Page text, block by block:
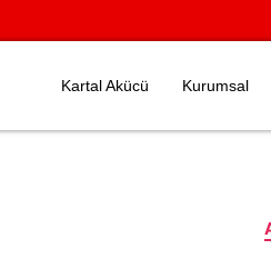
Kartal Akücü Kurumsal